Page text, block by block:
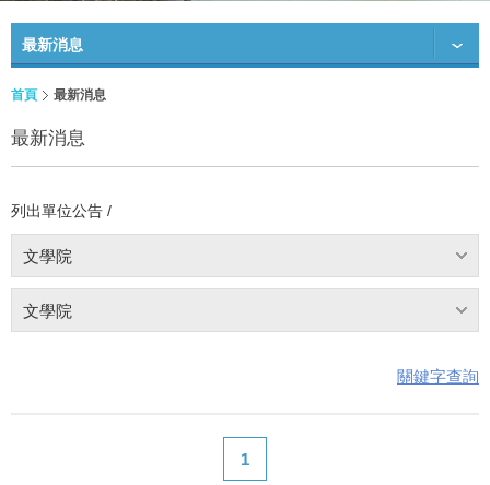
最新消息
首頁 最新消息
最新消息
列出單位公告 /
文學院
文學院
關鍵字查詢
1